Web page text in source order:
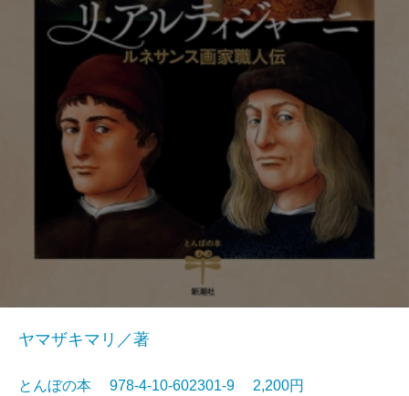
ヤマザキマリ／著
とんぼの本 978-4-10-602301-9 2,200円